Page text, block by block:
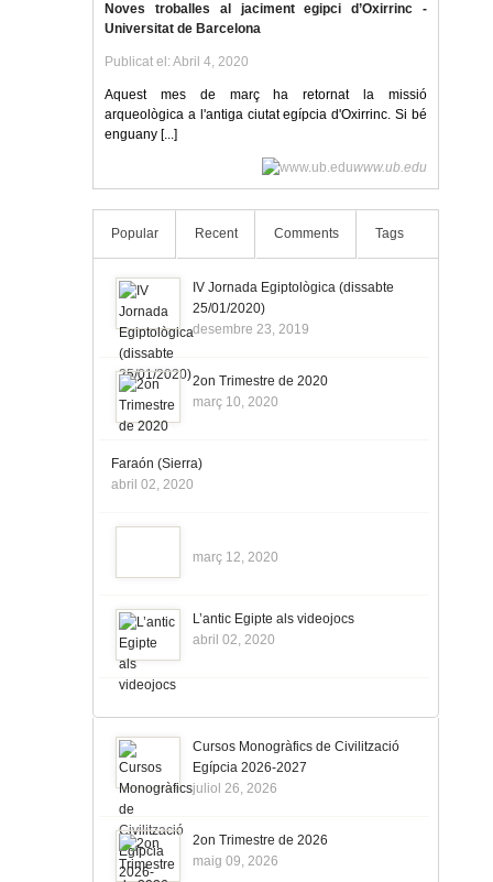
Noves troballes al jaciment egipci d’Oxirrinc -
Universitat de Barcelona
Publicat el: Abril 4, 2020
Aquest mes de març ha retornat la missió
arqueològica a l'antiga ciutat egípcia d'Oxirrinc. Si bé
enguany [...]
www.ub.edu
Popular Recent Comments Tags
IV Jornada Egiptològica (dissabte
25/01/2020)
desembre 23, 2019
2on Trimestre de 2020
març 10, 2020
Faraón (Sierra)
abril 02, 2020
març 12, 2020
L’antic Egipte als videojocs
abril 02, 2020
Cursos Monogràfics de Civilització
Egípcia 2026-2027
juliol 26, 2026
2on Trimestre de 2026
maig 09, 2026